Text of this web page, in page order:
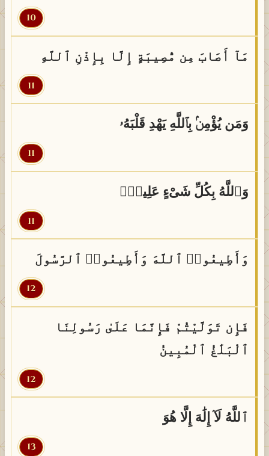
10
مَآ أَصَابَ مِن مُّصِيبَةٍ إِلَّا بِإِذْنِ ٱللَّهِ
11
وَمَن يُؤْمِنۢ بِٱللَّهِ يَهْدِ قَلْبَهُۥ
11
وَٱللَّهُ بِكُلِّ شَىْءٍ عَلِيمٌۭ
11
وَأَطِيعُوا۟ ٱللَّهَ وَأَطِيعُوا۟ ٱلرَّسُولَ
12
فَإِن تَوَلَّيْتُمْ فَإِنَّمَا عَلَىٰ رَسُولِنَا
ٱلْبَلَٰغُ ٱلْمُبِينُ
12
ٱللَّهُ لَآ إِلَٰهَ إِلَّا هُوَ
13